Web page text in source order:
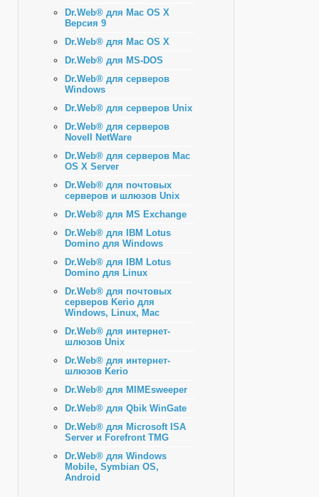
Dr.Web® для Mac OS X
Версия 9
Dr.Web® для Mac OS X
Dr.Web® для MS-DOS
Dr.Web® для серверов
Windows
Dr.Web® для серверов Unix
Dr.Web® для серверов
Novell NetWare
Dr.Web® для серверов Mac
OS X Server
Dr.Web® для почтовых
серверов и шлюзов Unix
Dr.Web® для MS Exchange
Dr.Web® для IBM Lotus
Domino для Windows
Dr.Web® для IBM Lotus
Domino для Linux
Dr.Web® для почтовых
серверов Kerio для
Windows, Linux, Mac
Dr.Web® для интернет-
шлюзов Unix
Dr.Web® для интернет-
шлюзов Kerio
Dr.Web® для MIMEsweeper
Dr.Web® для Qbik WinGate
Dr.Web® для Microsoft ISA
Server и Forefront TMG
Dr.Web® для Windows
Mobile, Symbian OS,
Android